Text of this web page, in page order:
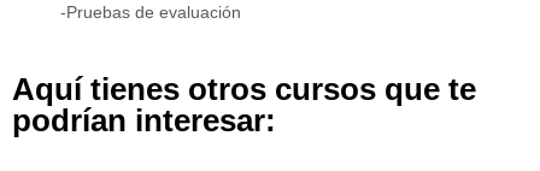
-Pruebas de evaluación
Aquí tienes otros cursos que te
podrían interesar: